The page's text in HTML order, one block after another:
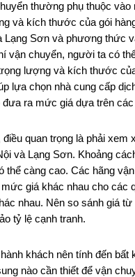
thường phụ thuộc vào
và kích thước của gói
Lạng Sơn và phương thức
vận chuyển, người ta có
lượng và kích thước
lựa chọn nhà cung cấp
ra mức giá dựa trên các
điều quan trọng là phải xem
và Lạng Sơn. Khoảng
thể càng cao. Các hãng
giá khác nhau cho các
nhau. Nên so sánh giá
tỷ lệ cạnh tranh.
khách nên tính đến bất
nào cần thiết để vận